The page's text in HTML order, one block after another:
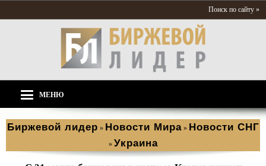
Поиск по сайту »
МЕНЮ
Биржевой лидер » Новости Мира » Новости СНГ
» Украина